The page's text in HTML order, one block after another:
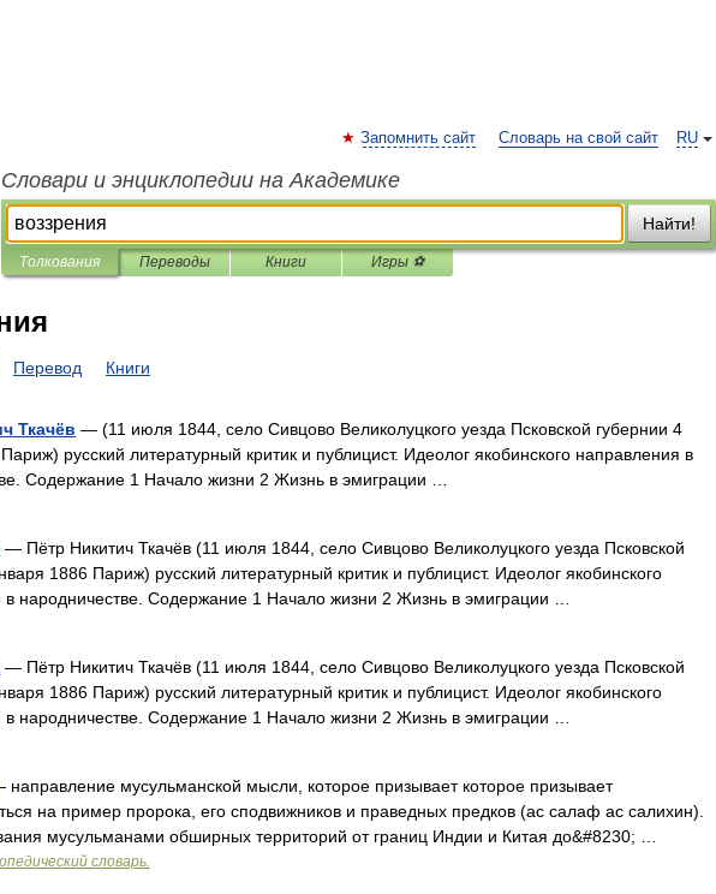
RU
Запомнить сайт Словарь на свой сайт
Словари и энциклопедии на Академике
Найти!
Толкования Переводы Книги Игры ⚽
Перевод Книги
Ткачёв — (11 июля 1844, село Сивцово Великолуцкого уезда Псковской губернии 4
русский литературный критик и публицист. Идеолог якобинского направления в
Содержание 1 Начало жизни 2 Жизнь в эмиграции …
— Пётр Никитич Ткачёв (11 июля 1844, село Сивцово Великолуцкого уезда Псковской
1886 Париж) русский литературный критик и публицист. Идеолог якобинского
в народничестве. Содержание 1 Начало жизни 2 Жизнь в эмиграции …
— Пётр Никитич Ткачёв (11 июля 1844, село Сивцово Великолуцкого уезда Псковской
1886 Париж) русский литературный критик и публицист. Идеолог якобинского
в народничестве. Содержание 1 Начало жизни 2 Жизнь в эмиграции …
направление мусульманской мысли, которое призывает которое призывает
на пример пророка, его сподвижников и праведных предков (ас салаф ас салихин).
мусульманами обширных территорий от границ Индии и Китая до&#8230; …
словарь.